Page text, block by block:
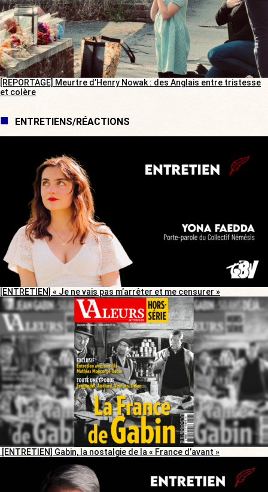
[REPORTAGE] Meurtre d’Henry Nowak : des Anglais entre tristesse
et colère
ENTRETIENS/RÉACTIONS
[ENTRETIEN] « Je ne vais pas m’arrêter et me censurer »
[ENTRETIEN] Gabin, la nostalgie de la « France d’avant »